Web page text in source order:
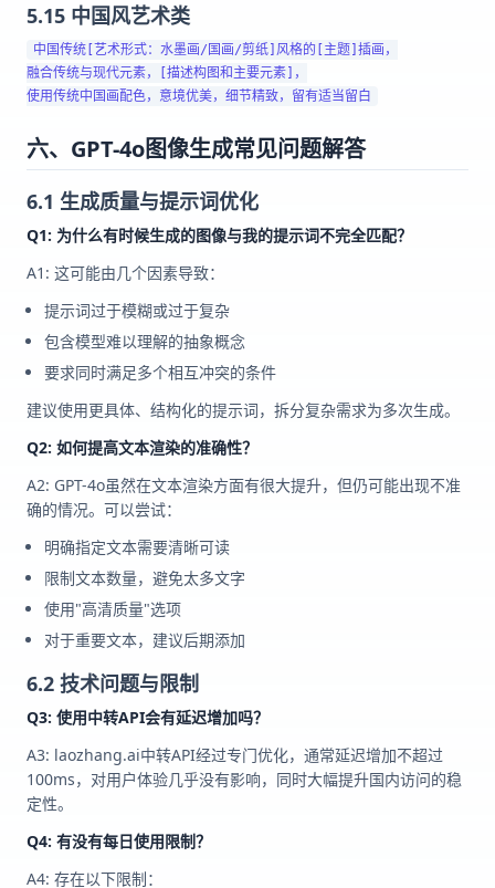
5.15 中国风艺术类
中国传统[艺术形式：水墨画/国画/剪纸]风格的[主题]插画，
融合传统与现代元素，[描述构图和主要元素]，
六、GPT-4o图像生成常见问题解答
6.1 生成质量与提示词优化
Q1: 为什么有时候生成的图像与我的提示词不完全匹配？
A1: 这可能由几个因素导致：
提示词过于模糊或过于复杂
包含模型难以理解的抽象概念
要求同时满足多个相互冲突的条件
建议使用更具体、结构化的提示词，拆分复杂需求为多次生成。
Q2: 如何提高文本渲染的准确性？
A2: GPT-4o虽然在文本渲染方面有很大提升，但仍可能出现不准
确的情况。可以尝试：
明确指定文本需要清晰可读
限制文本数量，避免太多文字
使用"高清质量"选项
对于重要文本，建议后期添加
6.2 技术问题与限制
Q3: 使用中转API会有延迟增加吗？
A3: laozhang.ai中转API经过专门优化，通常延迟增加不超过
100ms，对用户体验几乎没有影响，同时大幅提升国内访问的稳
定性。
Q4: 有没有每日使用限制？
A4: 存在以下限制：